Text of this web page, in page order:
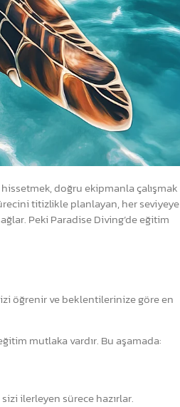
doğru ekipmanla çalışmak
titizlikle planlayan, her seviyeye
Peki Paradise Diving’de eğitim
öğrenir ve beklentilerinize göre en
mutlaka vardır. Bu aşamada:
ilerleyen sürece hazırlar.